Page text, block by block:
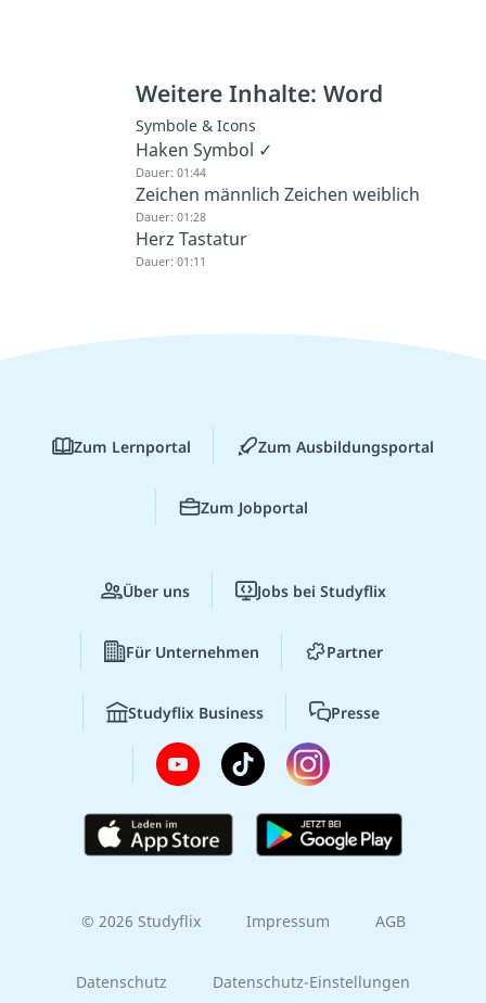
Weitere Inhalte: Word
Symbole & Icons
Haken Symbol ✓
Dauer: 01:44
Zeichen männlich Zeichen weiblich
Dauer: 01:28
Herz Tastatur
Dauer: 01:11
Zum Lernportal Zum Ausbildungsportal
Zum Jobportal
Über uns Jobs bei Studyflix
Für Unternehmen Partner
Studyflix Business Presse
© 2026 Studyflix Impressum AGB
Datenschutz Datenschutz-Einstellungen